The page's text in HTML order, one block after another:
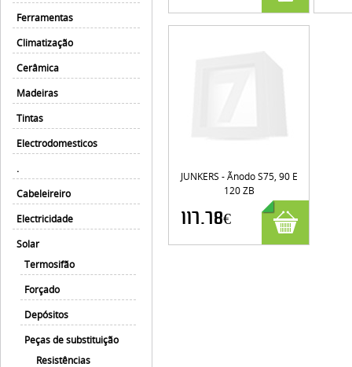
Ferramentas
Climatização
Cerâmica
Madeiras
Tintas
Electrodomesticos
.
Cabeleireiro
Electricidade
Solar
Termosifão
Forçado
Depósitos
Peças de substituição
Resistências
JUNKERS - Ãnodo S75, 90 E
120 ZB
117.78€